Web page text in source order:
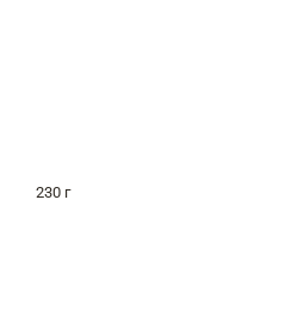
230 г